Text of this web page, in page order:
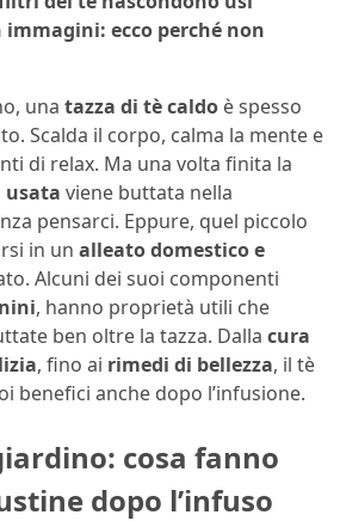
ecco perché non
una tazza di tè caldo è spesso
Scalda il corpo, calma la mente e
di relax. Ma una volta finita la
usata viene buttata nella
pensarci. Eppure, quel piccolo
in un alleato domestico e
Alcuni dei suoi componenti
, hanno proprietà utili che
ben oltre la tazza. Dalla cura
, fino ai rimedi di bellezza, il tè
benefici anche dopo l’infusione.
cosa fanno
dopo l’infuso